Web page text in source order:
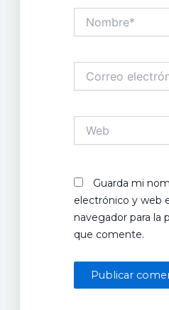
electrónico*
Guarda mi
electrónico y web
navegador para la
que comente.